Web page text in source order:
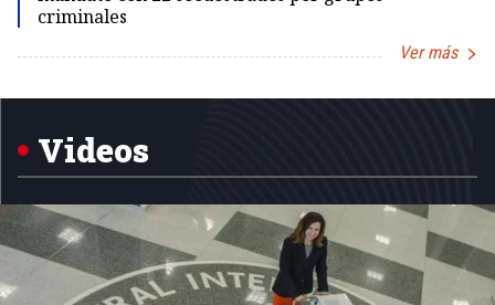
criminales
Ver más
Videos